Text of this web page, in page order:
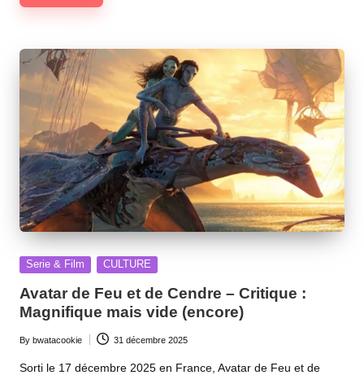
Posted
Serie & Film CULTURE
Avatar de Feu et de Cendre – Critique :
Magnifique mais vide (encore)
Posted
by
By bwatacookie 31 décembre 2025
Sorti le 17 décembre 2025 en France, Avatar de Feu et de